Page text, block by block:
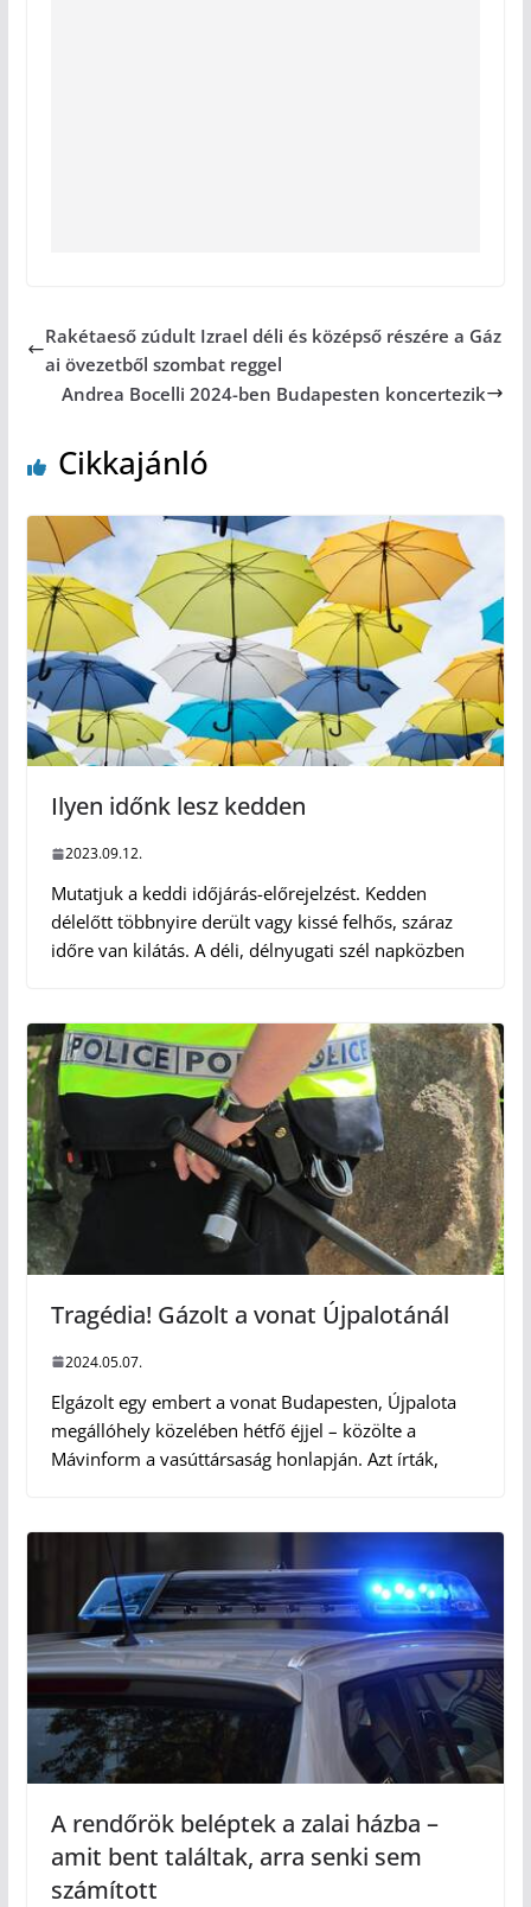
Rakétaeső zúdult Izrael déli és középső részére a Gáz
ai övezetből szombat reggel
Andrea Bocelli 2024-ben Budapesten koncertezik
Cikkajánló
Ilyen időnk lesz kedden
2023.09.12.
Mutatjuk a keddi időjárás-előrejelzést. Kedden
délelőtt többnyire derült vagy kissé felhős, száraz
időre van kilátás. A déli, délnyugati szél napközben
Tragédia! Gázolt a vonat Újpalotánál
2024.05.07.
Elgázolt egy embert a vonat Budapesten, Újpalota
megállóhely közelében hétfő éjjel – közölte a
Mávinform a vasúttársaság honlapján. Azt írták,
A rendőrök beléptek a zalai házba –
amit bent találtak, arra senki sem
számított